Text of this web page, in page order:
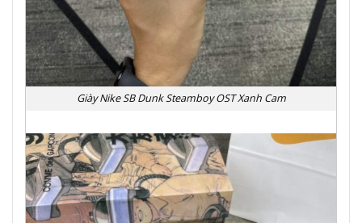
Giày Nike SB Dunk Steamboy OST Xanh Cam